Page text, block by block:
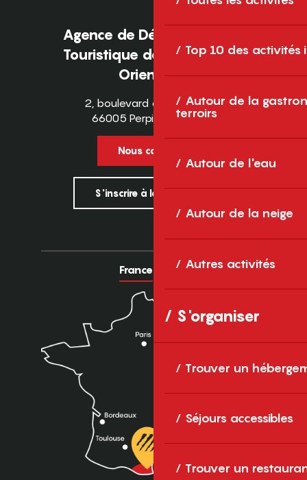
Top 10 des activités
Autour de la
terroirs
Autour de l'eau
Autour de la neige
Autres activités
S'organiser
Trouver un
Séjours accessibles
Trouver un
Agence de Développement
Touristique des Pyrénées-
Orientales
2, boulevard des Pyrénées
66005 Perpignan Cedex
Nous contacter
S'inscrire à la newsletter
France Europe